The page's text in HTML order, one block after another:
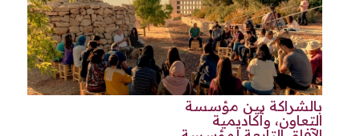
بالشراكة بين مؤسسة
التعاون، وأكاديمية